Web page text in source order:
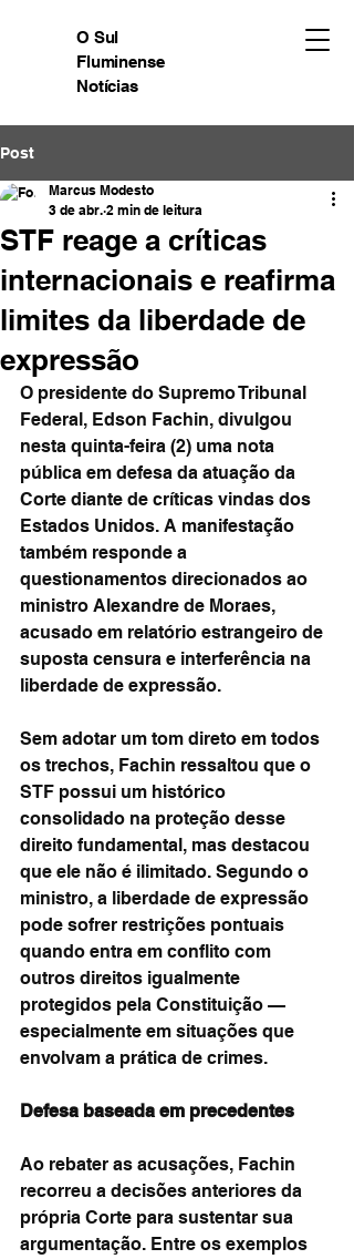
O Sul
Fluminense
Notícias
Post
STF reage a críticas
internacionais e reafirma
limites da liberdade de
expressão
Marcus Modesto
3 de abr. 2 min de leitura
O presidente do Supremo Tribunal
Federal, Edson Fachin, divulgou
nesta quinta-feira (2) uma nota
pública em defesa da atuação da
Corte diante de críticas vindas dos
Estados Unidos. A manifestação
também responde a
questionamentos direcionados ao
ministro Alexandre de Moraes,
acusado em relatório estrangeiro de
suposta censura e interferência na
liberdade de expressão.
Sem adotar um tom direto em todos
os trechos, Fachin ressaltou que o
STF possui um histórico
consolidado na proteção desse
direito fundamental, mas destacou
que ele não é ilimitado. Segundo o
ministro, a liberdade de expressão
pode sofrer restrições pontuais
quando entra em conflito com
outros direitos igualmente
protegidos pela Constituição —
especialmente em situações que
envolvam a prática de crimes.
Defesa baseada em precedentes
Ao rebater as acusações, Fachin
recorreu a decisões anteriores da
própria Corte para sustentar sua
argumentação. Entre os exemplos